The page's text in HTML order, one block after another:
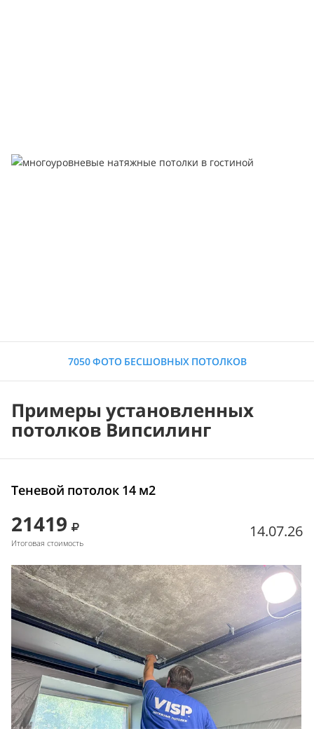
7050 ФОТО БЕСШОВНЫХ ПОТОЛКОВ
Примеры установленных
потолков Випсилинг
Теневой потолок 14 м2
21419
Итоговая стоимость
14.07.26